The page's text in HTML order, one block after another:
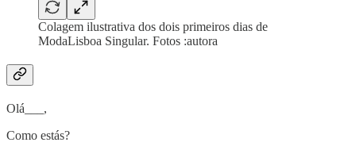
Colagem ilustrativa dos dois primeiros dias de
ModaLisboa Singular. Fotos :autora
Olá___,
Como estás?